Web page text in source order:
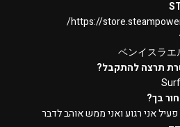
https://
ベンイスラ
תרצה להתקבל?
בך?
אני רגוע ואני ממש אוהב לדבר